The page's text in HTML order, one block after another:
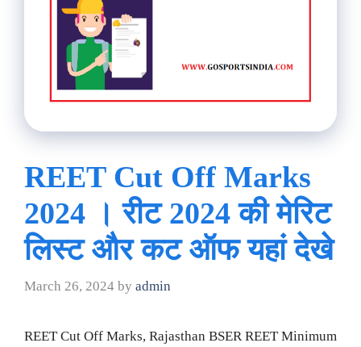
REET Cut Off Marks
2024 । रीट 2024 की मेरिट
लिस्ट और कट ऑफ यहां देखे
March 26, 2024 by admin
REET Cut Off Marks, Rajasthan BSER REET Minimum